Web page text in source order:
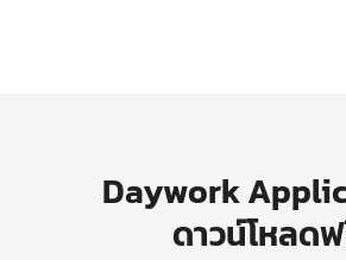
Daywork
ดาวน์โหลด